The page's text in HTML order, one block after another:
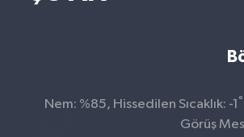
Nem: %85, Hissedilen Sıcaklık: -1 °
Görüş